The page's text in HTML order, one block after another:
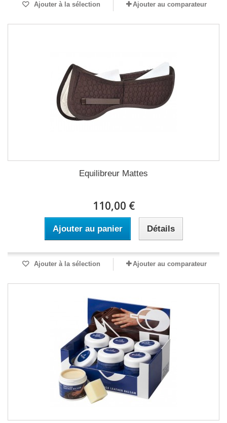
Ajouter à la sélection Ajouter au comparateur
Equilibreur Mattes
110,00 €
Ajouter au panier Détails
Ajouter à la sélection Ajouter au comparateur